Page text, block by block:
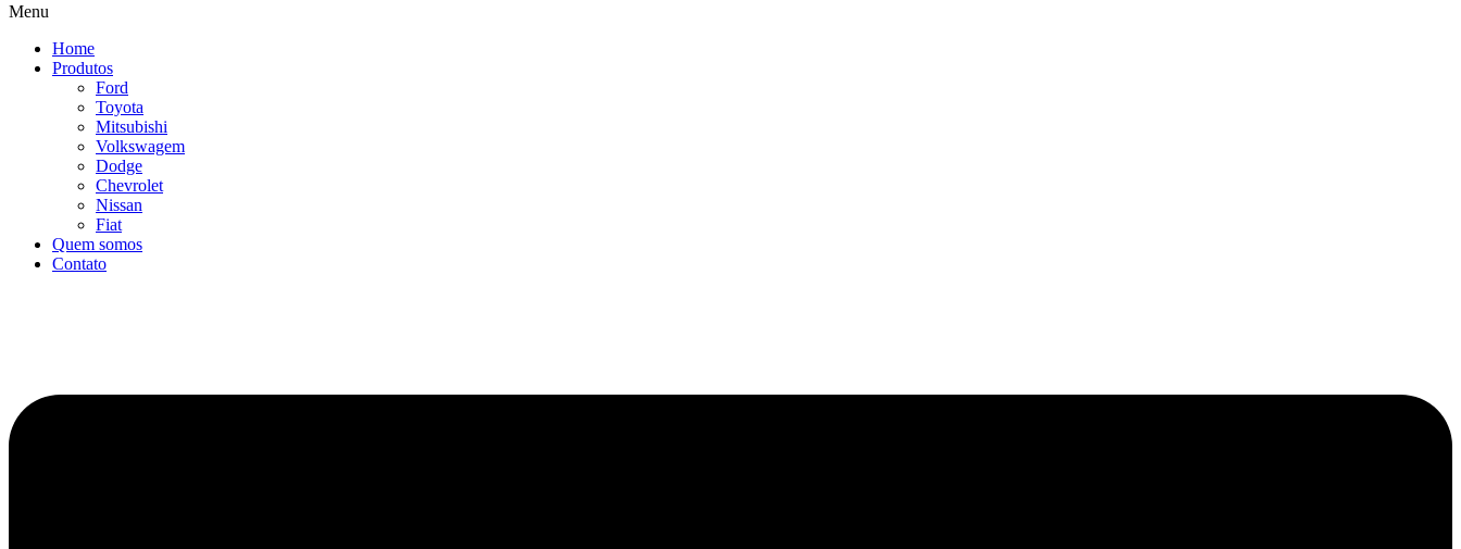
Menu
Home
Produtos
Ford
Toyota
Mitsubishi
Volkswagem
Dodge
Chevrolet
Nissan
Fiat
Quem somos
Contato